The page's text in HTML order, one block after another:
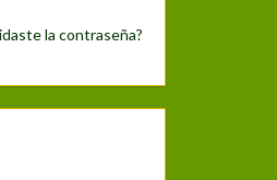
la contraseña?